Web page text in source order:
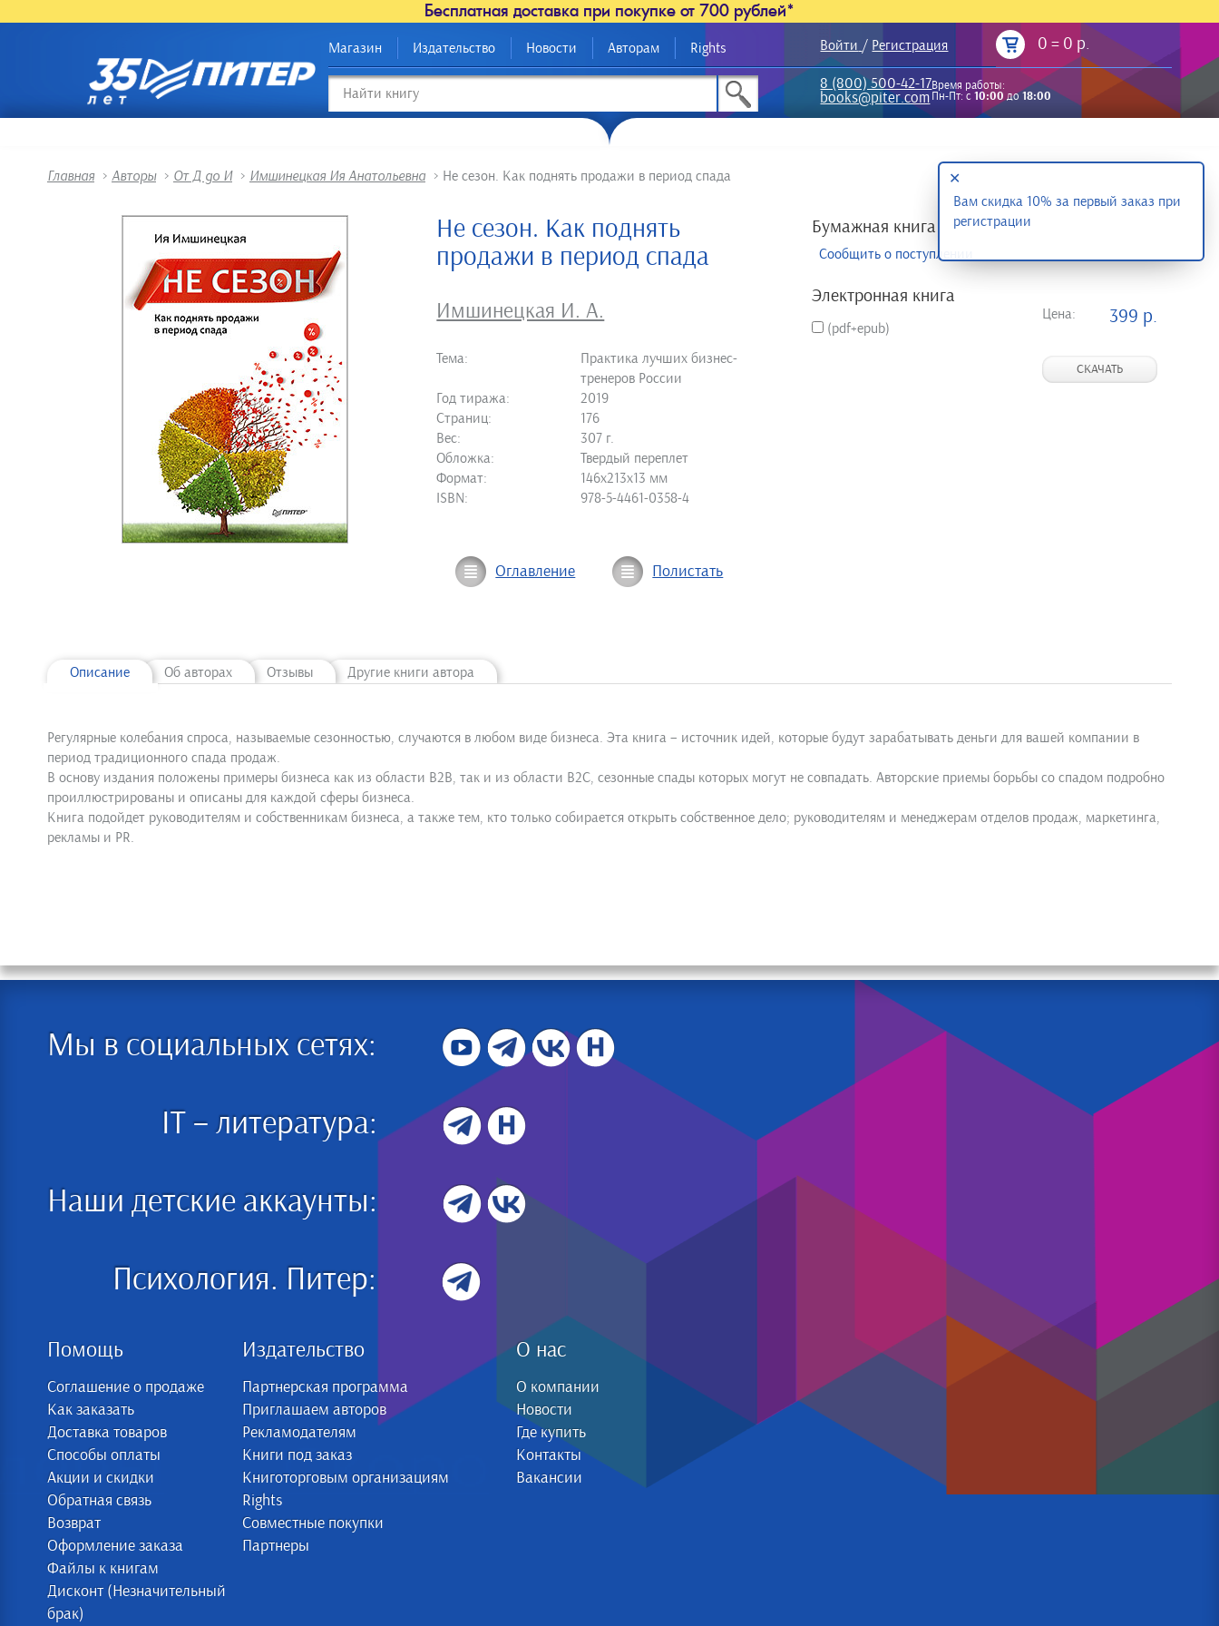
Бесплатная доставка при покупке от 700 рублей*
Магазин Издательство Новости Авторам Rights Войти / Регистрация 0 = 0 р.
8 (800) 500-42-17
books@piter.com
Время работы:
Пн-Пт: с10:00до18:00
Главная > Авторы > От Д до И > Имшинецкая Ия Анатольевна > Не сезон. Как поднять продажи в период спада
Не сезон. Как поднять
продажи в период спада
Имшинецкая И. А.
Тема:
Практика лучших бизнес-
тренеров России
Год тиража:
2019
Страниц:
176
Вес:
307 г.
Обложка:
Твердый переплет
Формат:
146х213х13 мм
ISBN:
978-5-4461-0358-4
Бумажная книга
Сообщить о поступлении
Электронная книга
(pdf+epub)
Цена: 399 р.
СКАЧАТЬ
Оглавление Полистать
Описание Об авторах Отзывы Другие книги автора
Регулярные колебания спроса, называемые сезонностью, случаются в любом виде бизнеса. Эта книга – источник идей, которые будут зарабатывать деньги для вашей компании в
период традиционного спада продаж.
В основу издания положены примеры бизнеса как из области В2В, так и из области В2С, сезонные спады которых могут не совпадать. Авторские приемы борьбы со спадом подробно
проиллюстрированы и описаны для каждой сферы бизнеса.
Книга подойдет руководителям и собственникам бизнеса, а также тем, кто только собирается открыть собственное дело; руководителям и менеджерам отделов продаж, маркетинга,
рекламы и PR.
Мы в социальных сетях:
IT – литература:
Наши детские аккаунты:
Психология. Питер:
Помощь
Соглашение о продаже
Как заказать
Доставка товаров
Способы оплаты
Акции и скидки
Обратная связь
Возврат
Оформление заказа
Файлы к книгам
Дисконт (Незначительный
брак)
Издательство
Партнерская программа
Приглашаем авторов
Рекламодателям
Книги под заказ
Книготорговым организациям
Rights
Совместные покупки
Партнеры
О нас
О компании
Новости
Где купить
Контакты
Вакансии
Вам скидка 10% за первый заказ при
регистрации
✕